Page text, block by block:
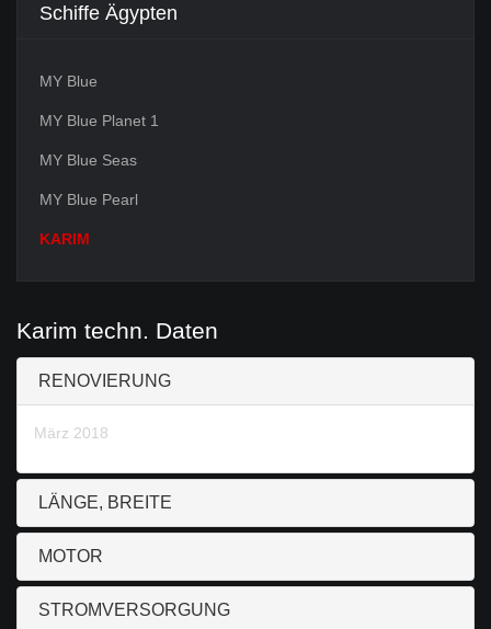
Schiffe Ägypten
MY Blue
MY Blue Planet 1
MY Blue Seas
MY Blue Pearl
KARIM
Karim techn. Daten
RENOVIERUNG
März 2018
LÄNGE, BREITE
MOTOR
STROMVERSORGUNG